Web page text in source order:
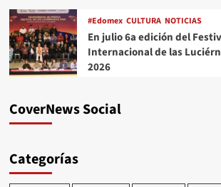
#Edomex CULTURA NOTICIAS
En julio 6a edición del
Internacional de las
2026
CoverNews Social
Categorías